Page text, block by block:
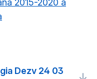
2015-2020 a
Dezv 24 03